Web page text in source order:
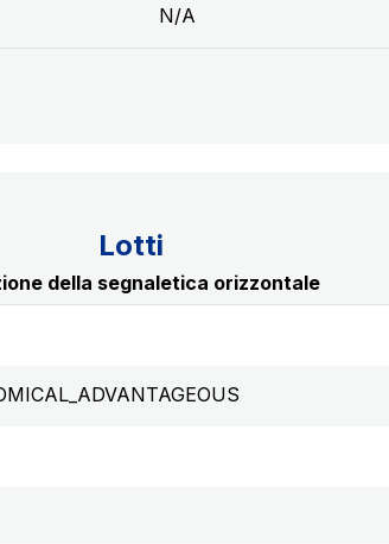
N/A
Lotti
della segnaletica orizzontale